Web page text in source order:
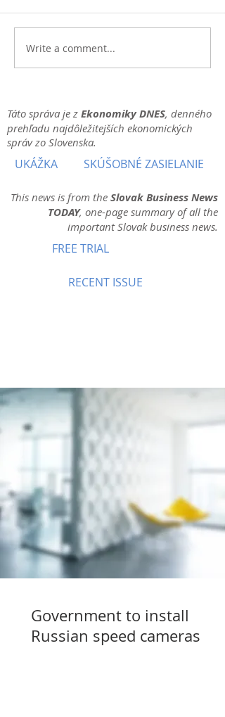
Write a comment...
Táto správa je z Ekonomiky DNES, denného
prehľadu najdôležitejších ekonomických
správ zo Slovenska.
UKÁŽKA SKÚŠOBNÉ ZASIELANIE
This news is from the Slovak Business News
TODAY, one-page summary of all the
important Slovak business news.
FREE TRIAL
RECENT ISSUE
Government to install
Russian speed cameras